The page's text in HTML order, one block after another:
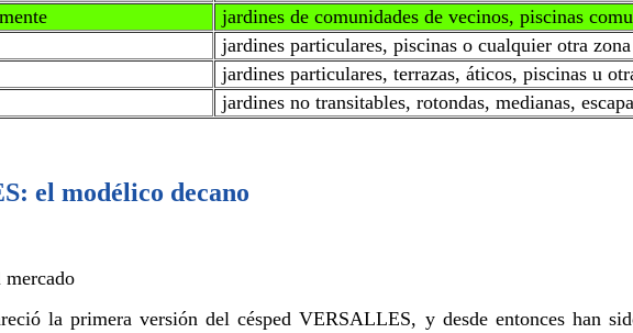
jardines de comunidades de vecinos, piscinas
jardines particulares, piscinas o cualquier otra
jardines particulares, terrazas, áticos, piscinas u
jardines no transitables, rotondas, medianas,
el modélico decano
la primera versión del césped VERSALLES, y desde entonces han